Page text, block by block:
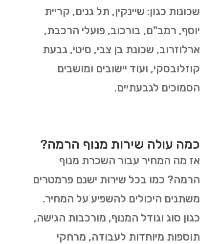
שכונות כגון: שיינקין, תל גנים, קריית
יוסף, רמב"ם, בורכוב, פועלי הרכבת,
ארלוזרוב, שכונת בן צבי, סיטי, גבעת
קוזלובסקי, ועוד יישובים ומושבים
הסמוכים לגבעתיים.
כמה עולה שירות מנוף הרמה?
אז מה המחיר עבור השכרת מנוף
הרמה? כמו בכל שירות ישנם פרמטרים
משתנים היכולים להשפיע על המחיר.
כגון סוג וגודל המנוף, מורכבות הגישה,
תוספות מיוחדות לעבודה, מרחקי